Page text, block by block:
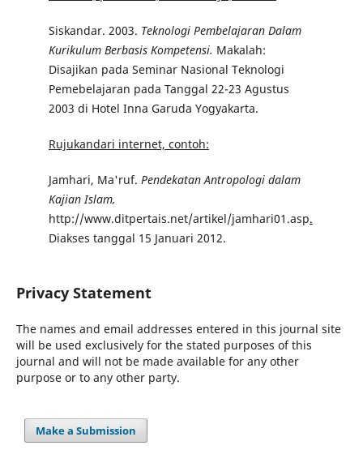
Siskandar. 2003. Teknologi Pembelajaran Dalam
Kurikulum Berbasis Kompetensi. Makalah:
Disajikan pada Seminar Nasional Teknologi
Pemebelajaran pada Tanggal 22-23 Agustus
2003 di Hotel Inna Garuda Yogyakarta.
Rujukandari internet, contoh:
Jamhari, Ma'ruf. Pendekatan Antropologi dalam
Kajian Islam,
http://www.ditpertais.net/artikel/jamhari01.asp.
Diakses tanggal 15 Januari 2012.
Privacy Statement
The names and email addresses entered in this journal site
will be used exclusively for the stated purposes of this
journal and will not be made available for any other
purpose or to any other party.
Make a Submission